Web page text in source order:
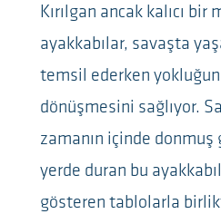
Kırılgan ancak kalıcı
ayakkabılar, savaşta
temsil ederken
dönüşmesini sağlıyor.
zamanın içinde
yerde duran bu
gösteren tablolarla